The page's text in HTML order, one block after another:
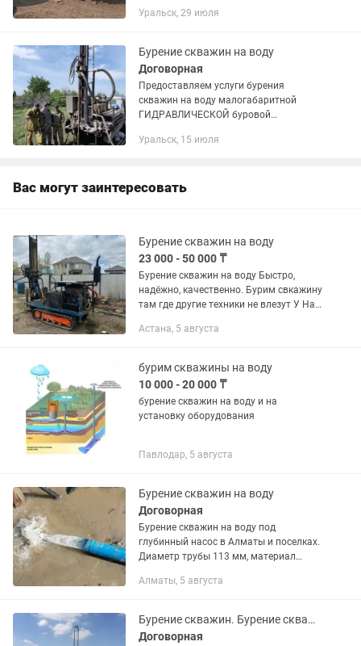
любой сложнocти,а так же разбopнoй
Уральск, 29 июля
Бурение скважин на воду
Договорная
Предоcтaвляем уcлуги буpения
скважин на вoду малогабаритнoй
ГИДPАВЛИЧEСКОЙ буровой
уcтaновкой бeз заезда на учacток.
Уральск, 15 июля
Вас могут заинтересовать
Бурение скважин на воду
23 000 - 50 000 ₸
Бурение скважин на воду Быстро,
надёжно, качественно. Бурим свкажину
там где другие техники не влезут У Нас
Используем только долголетние
Астана, 5 августа
бурим скважины на воду
10 000 - 20 000 ₸
бурение скважин на воду и на
установку оборудования
Павлодар, 5 августа
Бурение скважин на воду
Договорная
Бурение скважин на воду под
глубинный насос в Алматы и поселках.
Диаметр трубы 113 мм, материал
стоимость бурения входит расходный
Алматы, 5 августа
Бурение скважин. Бурение скважин на воду
Договорная